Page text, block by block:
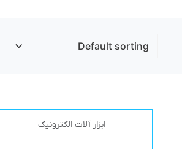
ابزار آلات الکترونیک